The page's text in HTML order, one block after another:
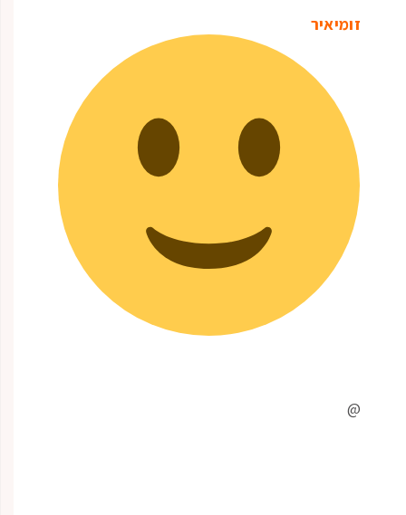
זומיאיר
@